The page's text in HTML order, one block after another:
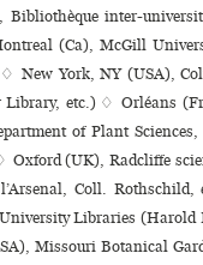
Bibliothèque inter-
(Ca), McGill
New York, NY (USA),
Library, etc.) ♢ Orléans
of Plant
Oxford (UK), Radcliffe
l’Arsenal, Coll.
Libraries
Missouri Botanical